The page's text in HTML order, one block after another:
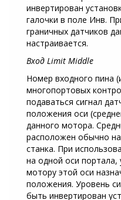
инвертирован
галочки в поле Инв.
граничных датчиков
настраивается.
Вход Limit Middle
Номер входного пина
многопортовых
подаваться сигнал
положения оси
данного мотора.
расположен обычно на
станка. При
на одной оси
мотору этой оси
положения. Уровень
быть инвертирован